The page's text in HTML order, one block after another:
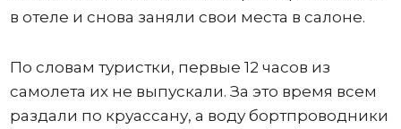
в отеле и снова заняли свои места в салоне.
По словам туристки, первые 12 часов из
самолета их не выпускали. За это время всем
раздали по круассану, а воду бортпроводники